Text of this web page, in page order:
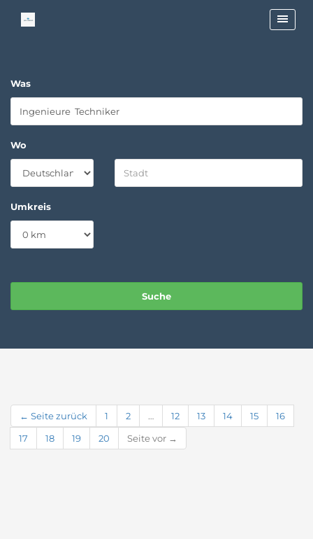
Was
Wo
Umkreis
← Seite zurück 1 2 … 12 13 14 15
16
17
18 19 20 Seite vor →